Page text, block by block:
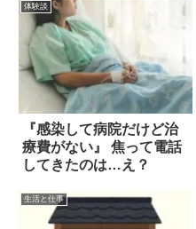
体験談
『感染して病院だけど治
療費がない』 焦って電話
してきたのは…え？
生活と仕事